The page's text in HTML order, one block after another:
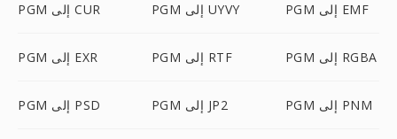
PGM إلى CUR PGM إلى UYVY PGM إلى EMF
PGM إلى EXR PGM إلى RTF PGM إلى RGBA
PGM إلى PSD PGM إلى JP2 PGM إلى PNM